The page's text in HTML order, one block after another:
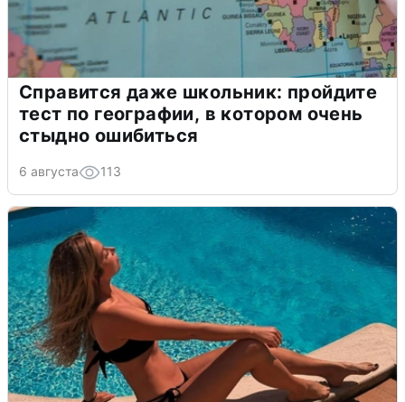
Справится даже школьник: пройдите
тест по географии, в котором очень
стыдно ошибиться
6 августа 113